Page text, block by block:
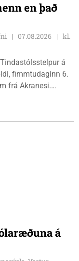
en það
07.08.2026
kl.
á
fimmtudaginn 6.
frá Akranesi.
en þær dönsku
á